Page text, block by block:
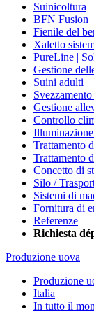
Suinicoltura
BFN Fusion
Fienile del
Xaletto
PureLine |
Gestione
Suini adulti
Gestione
Controllo
Trattamento
Trattamento
Concetto di
Silo /
Sistemi di
Fornitura di
Referenze
Richiesta
Produzione uova
Produzione
Italia
In tutto il